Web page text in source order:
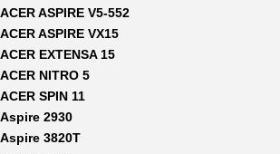
ACER ASPIRE V5-552
ACER ASPIRE VX15
ACER EXTENSA 15
ACER NITRO 5
ACER SPIN 11
Aspire 2930
Aspire 3820T